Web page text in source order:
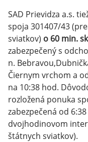
SAD Prievidza a.s.
spoja 301407/43
sviatkov) o 60 min.
zabezpečený s
n.
Čiernym vrchom a
na 10:38 hod.
rozložená ponuka
zabezpečená od
dvojhodinovom
štátnych sviatkov).